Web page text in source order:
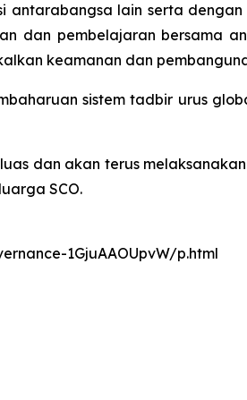
antarabangsa lain serta dengan
dan pembelajaran bersama
keamanan dan
sistem tadbir urus
dan akan terus
SCO.
1GjuAAOUpvW/p.html